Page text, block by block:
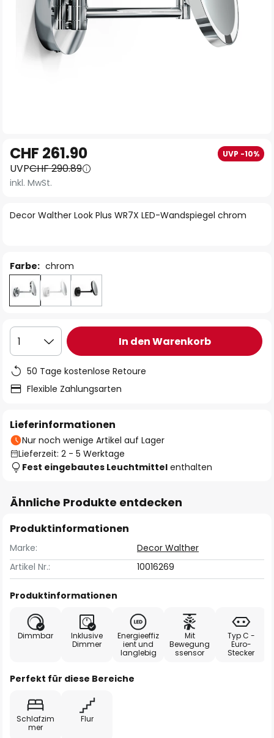
Anfang
der
Bildgalerie
Decor Walther Look Plus WR7X LED-Wandspiegel chrom
CHF 261.90 UVP -10%
UVPCHF 290.89
inkl. MwSt.
Farbe: chrom
1 In den Warenkorb
50 Tage kostenlose Retoure
Flexible Zahlungsarten
Lieferinformationen
Nur noch wenige Artikel auf Lager
Lieferzeit: 2 - 5 Werktage
Fest eingebautes Leuchtmittel enthalten
Ähnliche Produkte entdecken
Produktinformationen
Marke:
Decor Walther
Artikel Nr.:
10016269
Produktinformationen
Dimmbar
Inklusive
Dimmer
Energieeffiz
ient und
langlebig
Mit
Bewegung
ssensor
Typ C -
Euro-
Stecker
Perfekt für diese Bereiche
Schlafzim
mer
Flur